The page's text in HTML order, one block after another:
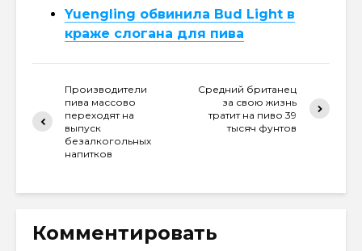
Yuengling обвинила Bud Light в
краже слогана для пива
Производители
пива массово
переходят на
выпуск
безалкогольных
напитков
Средний британец
за свою жизнь
тратит на пиво 39
тысяч фунтов
Комментировать